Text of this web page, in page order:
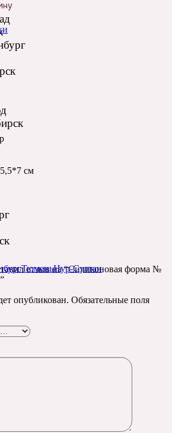
ТюменьНур-Султан
см
отзыв на “Силиконовая форма №
опубликован. Обязательные поля